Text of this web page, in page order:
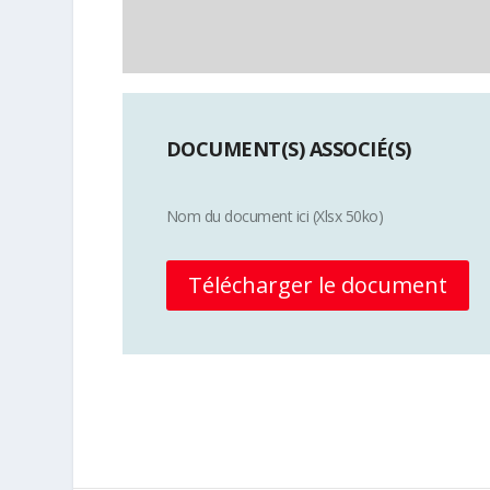
DOCUMENT(S) ASSOCIÉ(S)
Nom du document ici (Xlsx 50ko)
Télécharger le document